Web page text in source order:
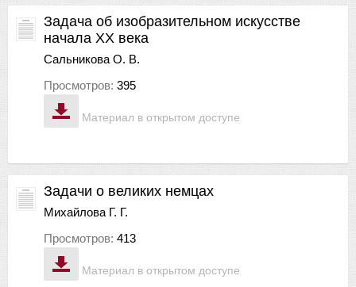
Материал в открытом доступе
Задача об изобразительном искусстве
начала XX века
Сальникова О. В.
Просмотров: 395
Материал в открытом доступе
Задачи о великих немцах
Михайлова Г. Г.
Просмотров: 413